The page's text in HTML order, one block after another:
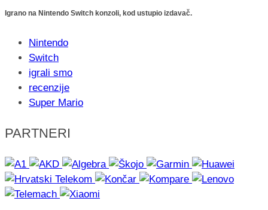
Igrano na Nintendo Switch konzoli, kod ustupio izdavač.
Nintendo
Switch
igrali smo
recenzije
Super Mario
PARTNERI